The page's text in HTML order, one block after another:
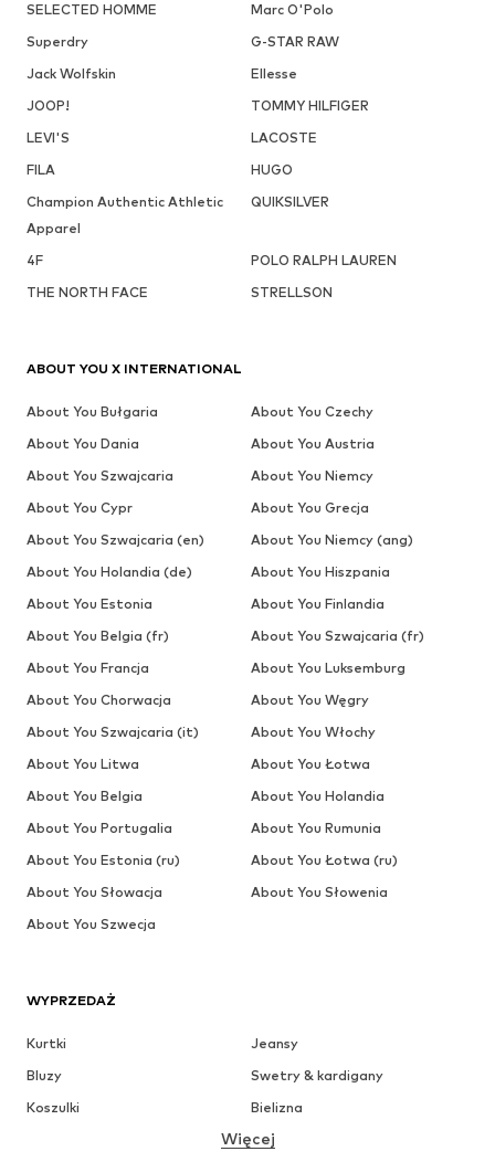
SELECTED HOMME
Marc O'Polo
Superdry
G-STAR RAW
Jack Wolfskin
Ellesse
JOOP!
TOMMY HILFIGER
LEVI'S
LACOSTE
FILA
HUGO
Champion Authentic Athletic
Apparel
QUIKSILVER
4F
POLO RALPH LAUREN
THE NORTH FACE
STRELLSON
WYPRZEDAŻ
Kurtki
Jeansy
Bluzy
Swetry & kardigany
Koszulki
Bielizna
Koszule
Więcej
ABOUT YOU X INTERNATIONAL
About You Bułgaria
About You Czechy
About You Dania
About You Austria
About You Szwajcaria
About You Niemcy
About You Cypr
About You Grecja
About You Szwajcaria (en)
About You Niemcy (ang)
About You Holandia (de)
About You Hiszpania
About You Estonia
About You Finlandia
About You Belgia (fr)
About You Szwajcaria (fr)
About You Francja
About You Luksemburg
About You Chorwacja
About You Węgry
About You Szwajcaria (it)
About You Włochy
About You Litwa
About You Łotwa
About You Belgia
About You Holandia
About You Portugalia
About You Rumunia
About You Estonia (ru)
About You Łotwa (ru)
About You Słowacja
About You Słowenia
About You Szwecja